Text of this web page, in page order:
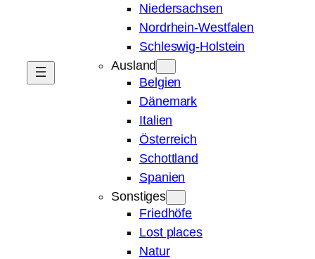
Niedersachsen
Nordrhein-Westfalen
Schleswig-Holstein
Ausland
Belgien
Dänemark
Italien
Österreich
Schottland
Spanien
Sonstiges
Friedhöfe
Lost places
Natur